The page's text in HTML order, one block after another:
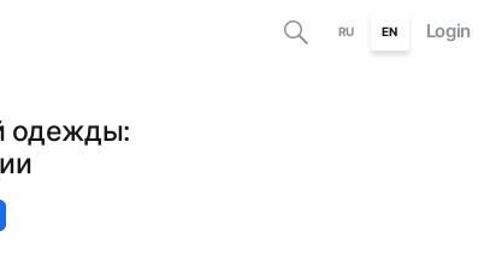
RU EN Login
одежды: